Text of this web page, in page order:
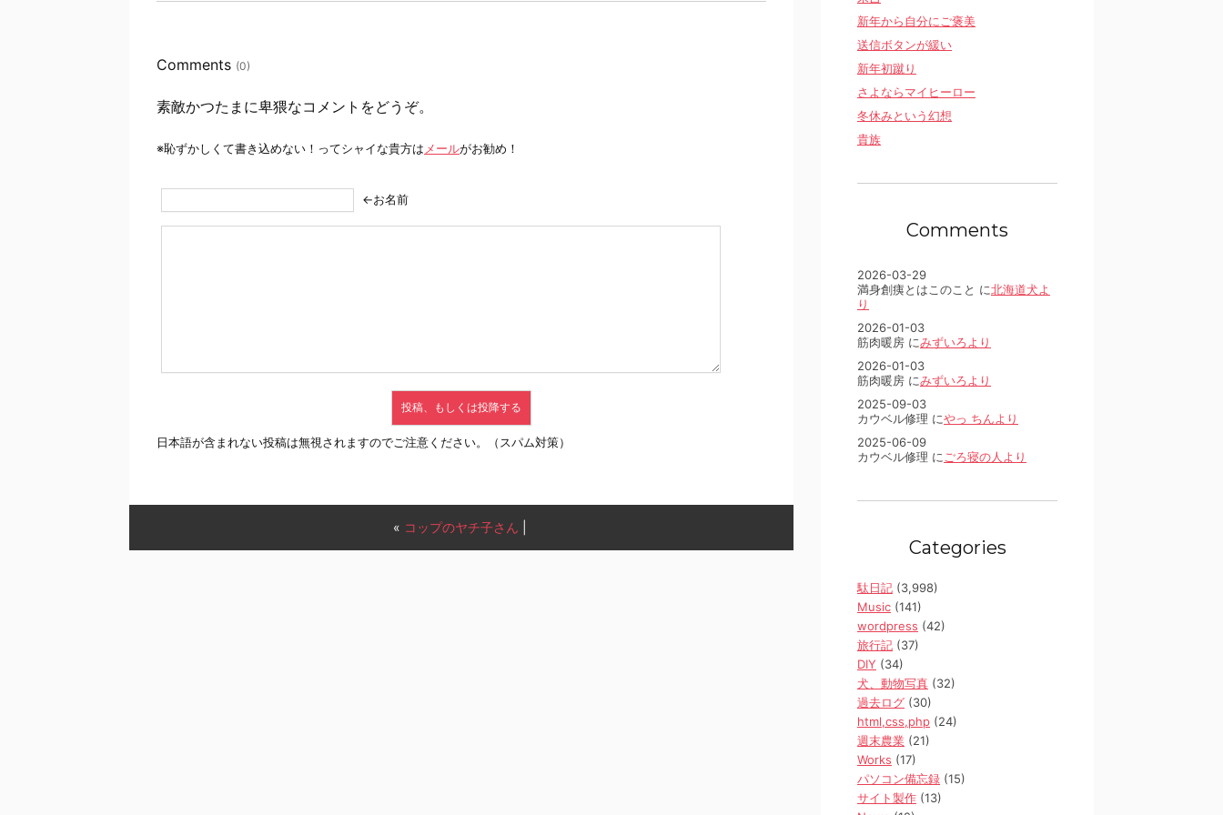
Comments (0)
素敵かつたまに卑猥なコメントをどうぞ。
※恥ずかしくて書き込めない！ってシャイな貴方は メールがお勧め！
←お名前
日本語が含まれない投稿は無視されますのでご注意ください。（スパム対策）
« コップのヤチ子さん
新年から自分にご褒美
送信ボタンが緩い
新年初蹴り
さよならマイヒーロー
冬休みという幻想
貴族
Comments
2026-03-29
満身創痍とはこのこと に北海道犬よ
り
2026-01-03
筋肉暖房 にみずいろより
2026-01-03
筋肉暖房 にみずいろより
2025-09-03
カウベル修理 にやっ ちんより
2025-06-09
カウベル修理 に ごろ寝の人より
Categories
駄日記 (3,998)
Music (141)
wordpress (42)
旅行記 (37)
DIY (34)
犬、動物写真 (32)
過去ログ (30)
html,css,php (24)
週末農業 (21)
Works (17)
パソコン備忘録 (15)
サイト製作 (13)